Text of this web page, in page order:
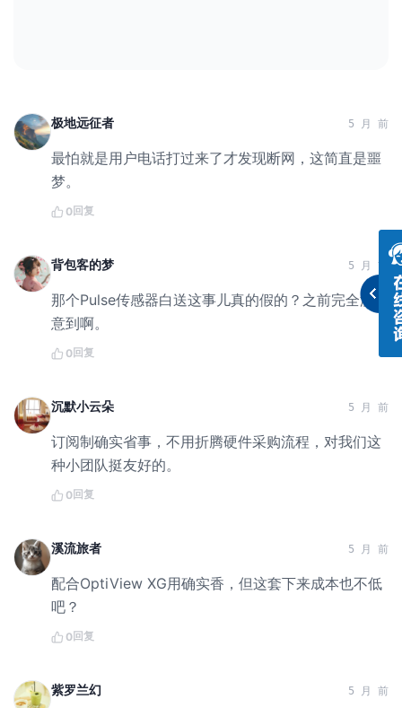
极地远征者 5 月 前
最怕就是用户电话打过来了才发现断网，这简直是噩
梦。
0回复
背包客的梦 5 月 前
那个Pulse传感器白送这事儿真的假的？之前完全没注
意到啊。
0回复
沉默小云朵 5 月 前
订阅制确实省事，不用折腾硬件采购流程，对我们这
种小团队挺友好的。
0回复
溪流旅者 5 月 前
配合OptiView XG用确实香，但这套下来成本也不低
吧？
0回复
紫罗兰幻 5 月 前